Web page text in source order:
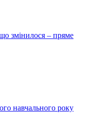
змінилося – пряме
навчального року